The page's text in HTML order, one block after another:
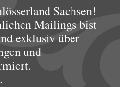
Sachsen!
Mailings bist
exklusiv über
und